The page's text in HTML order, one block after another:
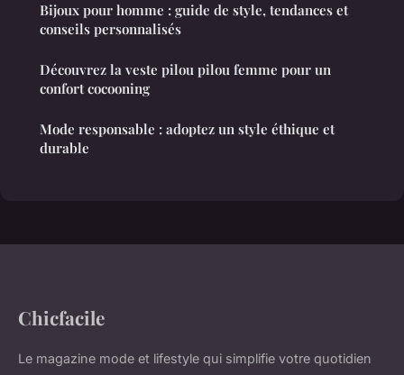
Bijoux pour homme : guide de style, tendances et
conseils personnalisés
Découvrez la veste pilou pilou femme pour un
confort cocooning
Mode responsable : adoptez un style éthique et
durable
Chicfacile
Le magazine mode et lifestyle qui simplifie votre quotidien